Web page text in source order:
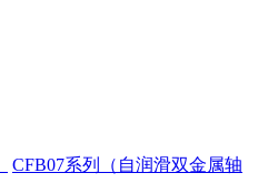
CFB07系列（自润滑双金属轴